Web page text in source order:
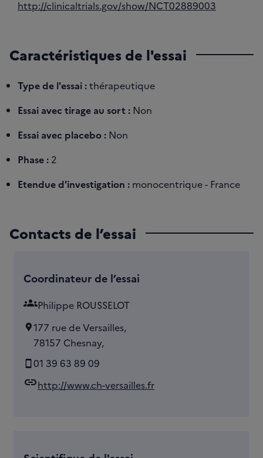
http://clinicaltrials.gov/show/NCT02889003
Caractéristiques de l'essai
Type de l'essai :thérapeutique
Essai avec tirage au sort : Non
Essai avec placebo : Non
Phase : 2
Etendue d'investigation : monocentrique - France
Contacts de l’essai
Coordinateur de l’essai
groupsPhilippe ROUSSELOT
177 rue de Versailles,
78157 Chesnay,
01 39 63 89 09
linkhttp://www.ch-versailles.fr